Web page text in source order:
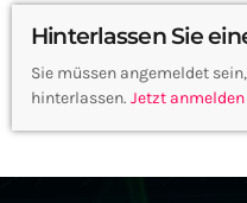
Hinterlassen Sie
Sie müssen angemeldet
hinterlassen. Jetzt anmelden